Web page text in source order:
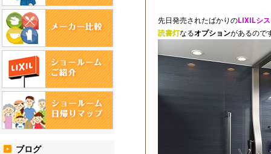
先日発売されたばかりのLIXILシ
読書灯なるオプションがあるので
ブログ